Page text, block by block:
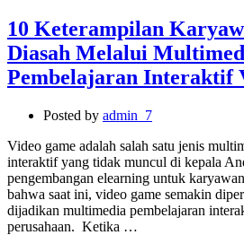
10 Keterampilan
Diasah Melalui
Pembelajaran Interaktif
Posted by admin_7
Video game adalah salah satu jenis
interaktif yang tidak muncul di kepala
pengembangan elearning untuk
bahwa saat ini, video game semakin
dijadikan multimedia pembelajaran
perusahaan. Ketika …